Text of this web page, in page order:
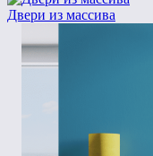
Двери из массива